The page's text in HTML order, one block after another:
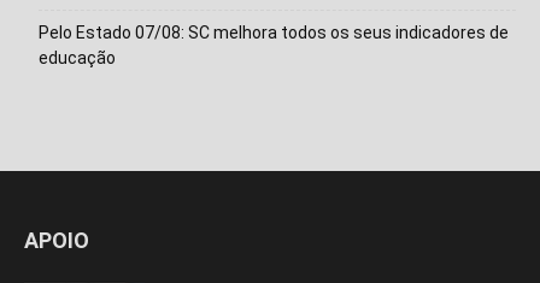
Pelo Estado 07/08: SC melhora todos os seus indicadores de
educação
APOIO